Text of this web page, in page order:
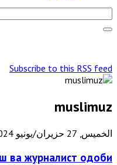
Subscribe to this RSS feed
muslimuz
الخميس, 27 حزيران/يونيو 2024 00:00
ва журналист одоби